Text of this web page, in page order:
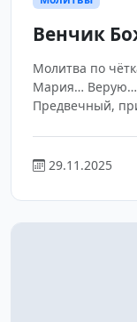
Венчик
Молитва по
Мария… Верую…
Предвечный,
29.11.2025